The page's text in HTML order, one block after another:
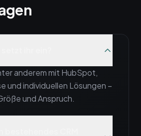
anderem mit HubSpot,
und individuellen Lösungen –
und Anspruch.